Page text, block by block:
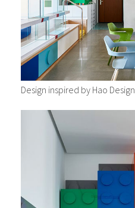
Design inspired by Hao